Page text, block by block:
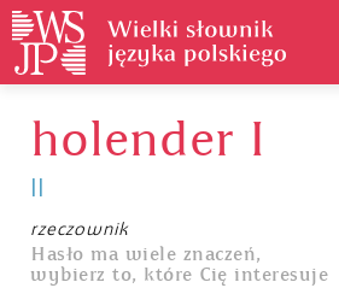
Historia słownika
holender I
II
rzeczownik
Hasło ma wiele znaczeń,
wybierz to, które Cię interesuje